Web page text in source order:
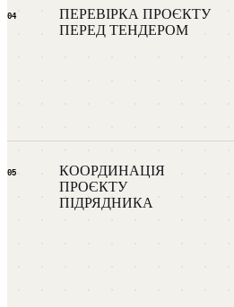
04
ПЕРЕВІРКА ПРОЄКТУ
ПЕРЕД ТЕНДЕРОМ
05
КООРДИНАЦІЯ
ПРОЄКТУ
ПІДРЯДНИКА